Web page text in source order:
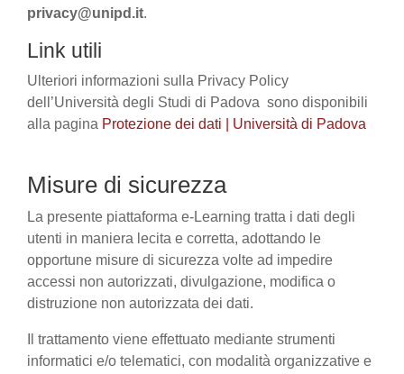
privacy@unipd.it.
Link utili
Ulteriori informazioni sulla Privacy Policy
dell’Università degli Studi di Padova sono disponibili
alla pagina Protezione dei dati | Università di Padova
Misure di sicurezza
La presente piattaforma e-Learning tratta i dati degli
utenti in maniera lecita e corretta, adottando le
opportune misure di sicurezza volte ad impedire
accessi non autorizzati, divulgazione, modifica o
distruzione non autorizzata dei dati.
Il trattamento viene effettuato mediante strumenti
informatici e/o telematici, con modalità organizzative e